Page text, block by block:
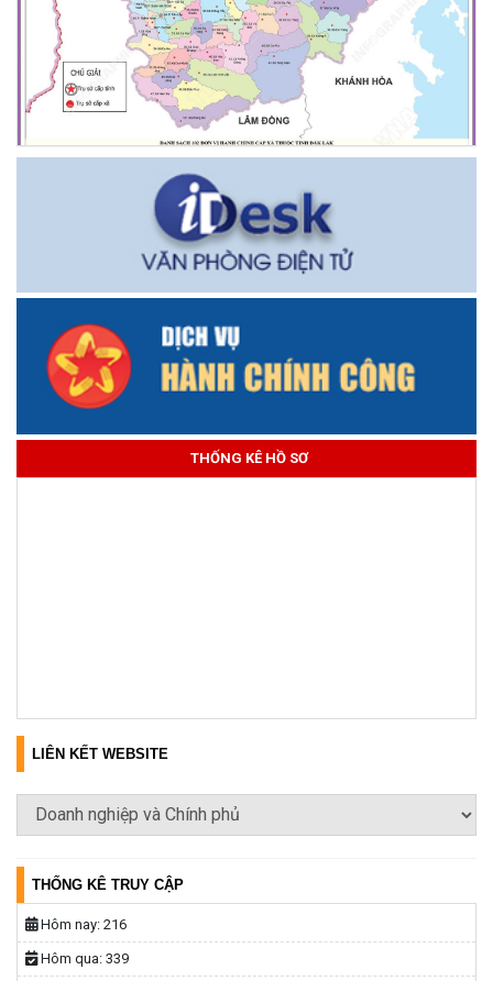
THỐNG KÊ HỒ SƠ
LIÊN KẾT WEBSITE
THỐNG KÊ TRUY CẬP
Hôm nay: 216
Hôm qua: 339